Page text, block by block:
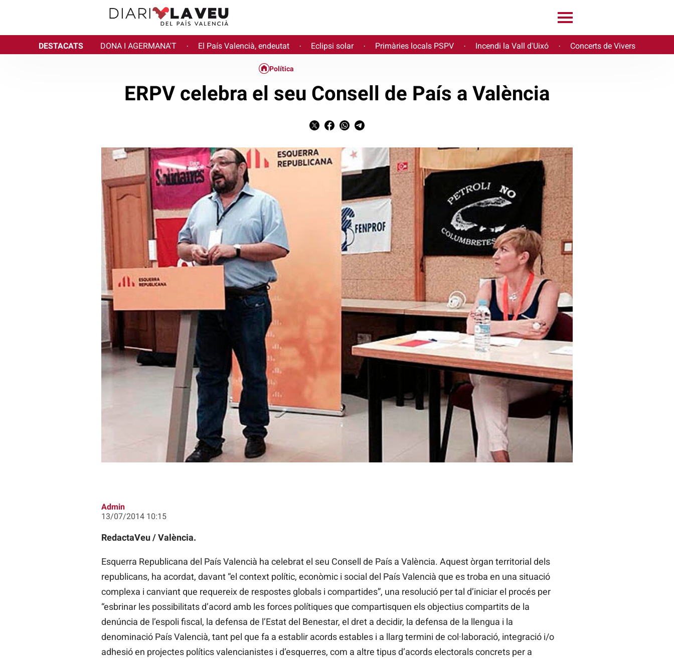
DESTACATS DONA I AGERMANA'T · El País Valencià, endeutat · Eclipsi solar · Primàries locals PSPV · Incendi la Vall d'Uixó · Concerts de Vivers
Política
ERPV celebra el seu Consell de País a València
Admin
13/07/2014 10:15
RedactaVeu / València.
Esquerra Republicana del País Valencià ha celebrat el seu Consell de País a València. Aquest òrgan territorial dels
republicans, ha acordat, davant “el context polític, econòmic i social del País Valencià que es troba en una situació
complexa i canviant que requereix de respostes globals i compartides”, una resolució per tal d’iniciar el procés per
“esbrinar les possibilitats d’acord amb les forces polítiques que compartisquen els objectius compartits de la
denúncia de l’espoli fiscal, la defensa de l’Estat del Benestar, el dret a decidir, la defensa de la llengua i la
denominació País Valencià, tant pel que fa a establir acords estables i a llarg termini de col·laboració, integració i/o
adhesió en projectes polítics valencianistes i d’esquerres, com a altre tipus d’acords electorals concrets per a